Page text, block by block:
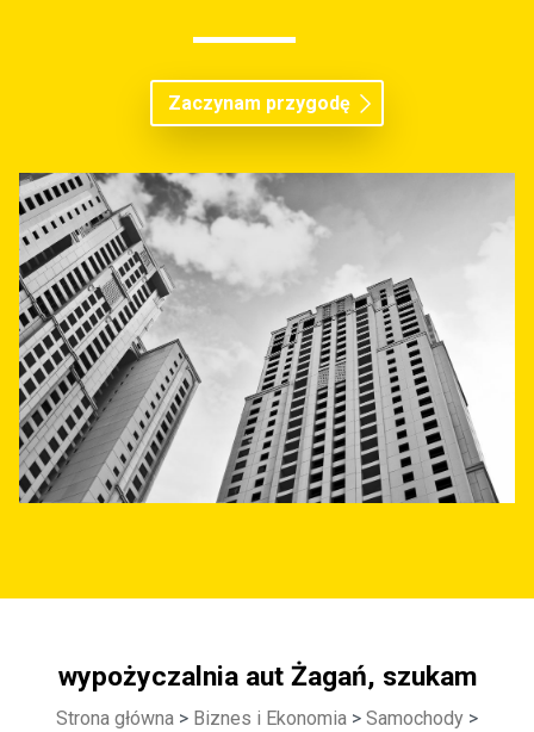
Zaczynam przygodę
wypożyczalnia aut Żagań, szukam
Strona główna > Biznes i Ekonomia > Samochody >